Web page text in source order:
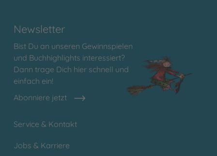
Newsletter
Bist Du an unseren Gewinnspielen
und Buchhighlights interessiert?
Dann trage Dich hier schnell und
einfach ein!
Abonniere jetzt
Service & Kontakt
Jobs & Karriere